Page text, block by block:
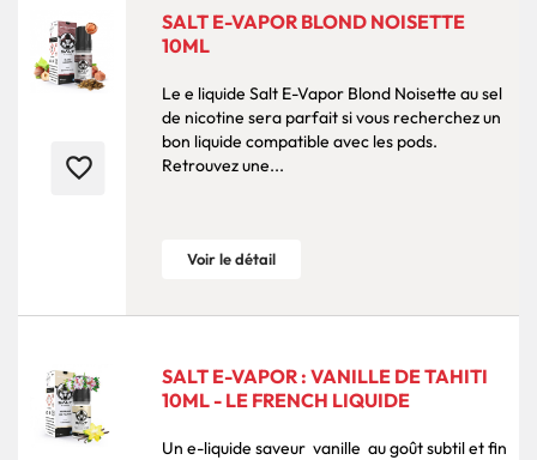
favorite_border
SALT E-VAPOR BLOND NOISETTE
10ML
Le e liquide Salt E-Vapor Blond Noisette au sel
de nicotine sera parfait si vous recherchez un
bon liquide compatible avec les pods.
Retrouvez une...
Voir le détail
SALT E-VAPOR : VANILLE DE TAHITI
10ML - LE FRENCH LIQUIDE
Un e-liquide saveur vanille au goût subtil et fin